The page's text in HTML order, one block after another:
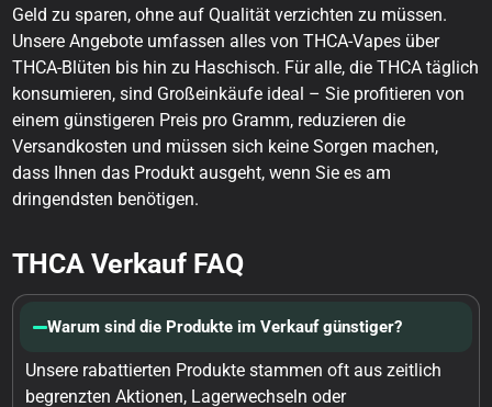
Geld zu sparen, ohne auf Qualität verzichten zu müssen.
Unsere Angebote umfassen alles von THCA-Vapes über
THCA-Blüten bis hin zu Haschisch. Für alle, die THCA täglich
konsumieren, sind Großeinkäufe ideal – Sie profitieren von
einem günstigeren Preis pro Gramm, reduzieren die
Versandkosten und müssen sich keine Sorgen machen,
dass Ihnen das Produkt ausgeht, wenn Sie es am
dringendsten benötigen.
THCA Verkauf FAQ
Warum sind die Produkte im Verkauf günstiger?
Unsere rabattierten Produkte stammen oft aus zeitlich
begrenzten Aktionen, Lagerwechseln oder